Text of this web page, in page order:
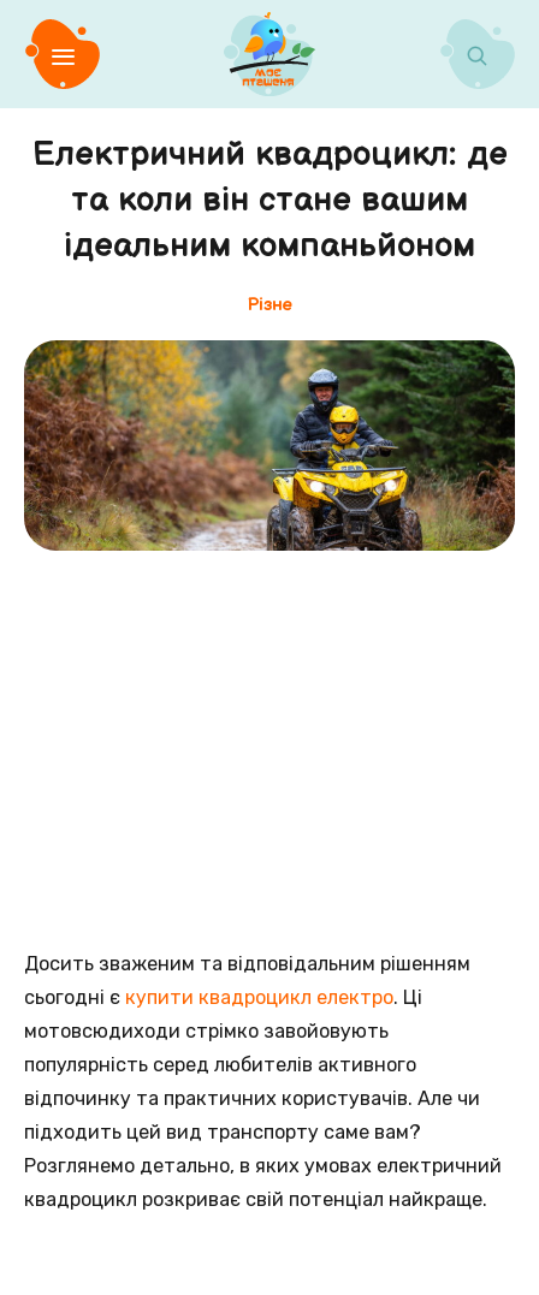
Електричний квадроцикл: де
та коли він стане вашим
ідеальним компаньйоном
Різне
Досить зваженим та відповідальним рішенням
сьогодні є купити квадроцикл електро. Ці
мотовсюдиходи стрімко завойовують
популярність серед любителів активного
відпочинку та практичних користувачів. Але чи
підходить цей вид транспорту саме вам?
Розглянемо детально, в яких умовах електричний
квадроцикл розкриває свій потенціал найкраще.